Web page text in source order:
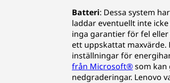
Batteri: Dessa system
laddar eventuellt inte
inga garantier för fel
ett uppskattat
inställningar för
från Microsoft®som kan
nedgraderingar. Lenovo